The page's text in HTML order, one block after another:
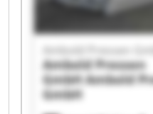
Ambold Pressen
Ambold Pressen
GmbHAmbold
GmbH